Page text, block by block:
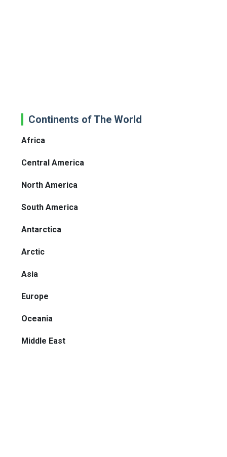
Continents of The World
Africa
Central America
North America
South America
Antarctica
Arctic
Asia
Europe
Oceania
Middle East